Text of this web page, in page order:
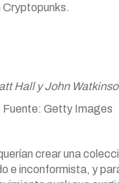
Cryptopunks.
Hall y John
Fuente: Getty Images
crear una
e inconformista, y